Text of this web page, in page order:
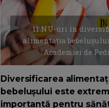
11 NU-uri in
alimentația
Academiei de
Diversificarea
bebelușului este
importantă pentru